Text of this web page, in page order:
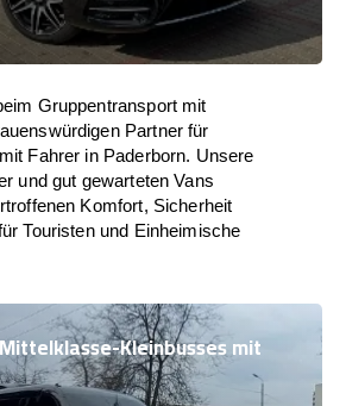
Gruppentransport mit
Partner für
Fahrer in Paderborn. Unsere
und gut gewarteten Vans
Komfort, Sicherheit
Touristen und Einheimische
Kleinbusses mit